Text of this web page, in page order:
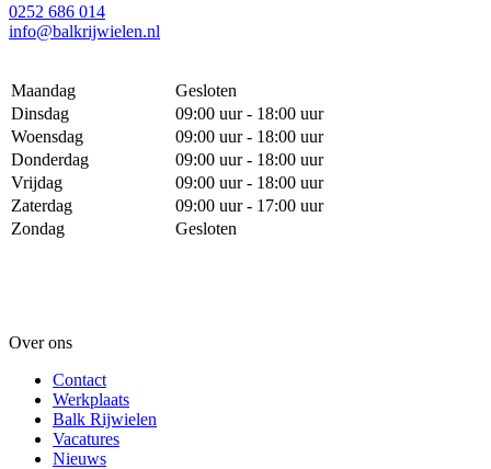
0252 686 014
info@balkrijwielen.nl
Maandag
Gesloten
Dinsdag
09:00 uur - 18:00 uur
Woensdag
09:00 uur - 18:00 uur
Donderdag
09:00 uur - 18:00 uur
Vrijdag
09:00 uur - 18:00 uur
Zaterdag
09:00 uur - 17:00 uur
Zondag
Gesloten
Over ons
Contact
Werkplaats
Balk Rijwielen
Vacatures
Nieuws